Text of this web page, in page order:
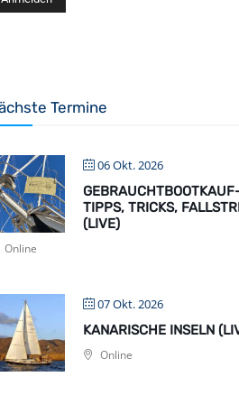
Termine
06 Okt. 2026
TIPPS, TRICKS,
(LIVE)
Online
07 Okt. 2026
KANARISCHE INSELN
Online